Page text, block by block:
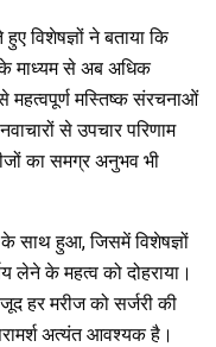
विशेषज्ञों ने बताया कि
माध्यम से अब अधिक
महत्वपूर्ण मस्तिष्क संरचनाओं
से उपचार परिणाम
का समग्र अनुभव भी
के साथ हुआ, जिसमें विशेषज्ञों
लेने के महत्व को दोहराया।
हर मरीज को सर्जरी की
अत्यंत आवश्यक है।